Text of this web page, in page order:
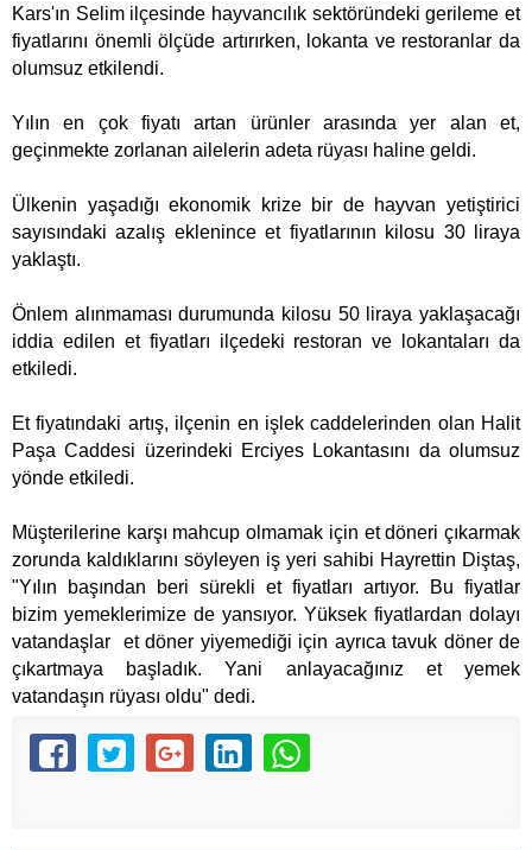
Kars'ın Selim ilçesinde hayvancılık sektöründeki gerileme et
fiyatlarını önemli ölçüde artırırken, lokanta ve restoranlar da
olumsuz etkilendi.
Yılın en çok fiyatı artan ürünler arasında yer alan et,
geçinmekte zorlanan ailelerin adeta rüyası haline geldi.
Ülkenin yaşadığı ekonomik krize bir de hayvan yetiştirici
sayısındaki azalış eklenince et fiyatlarının kilosu 30 liraya
yaklaştı.
Önlem alınmaması durumunda kilosu 50 liraya yaklaşacağı
iddia edilen et fiyatları ilçedeki restoran ve lokantaları da
etkiledi.
Et fiyatındaki artış, ilçenin en işlek caddelerinden olan Halit
Paşa Caddesi üzerindeki Erciyes Lokantasını da olumsuz
yönde etkiledi.
Müşterilerine karşı mahcup olmamak için et döneri çıkarmak
zorunda kaldıklarını söyleyen iş yeri sahibi Hayrettin Diştaş,
"Yılın başından beri sürekli et fiyatları artıyor. Bu fiyatlar
bizim yemeklerimize de yansıyor. Yüksek fiyatlardan dolayı
vatandaşlar et döner yiyemediği için ayrıca tavuk döner de
çıkartmaya başladık. Yani anlayacağınız et yemek
vatandaşın rüyası oldu" dedi.